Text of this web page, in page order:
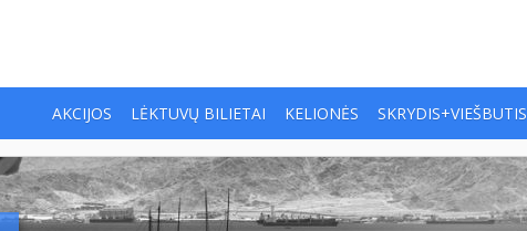
AKCIJOS LĖKTUVŲ BILIETAI KELIONĖS SKRYDIS+VIEŠBUTIS